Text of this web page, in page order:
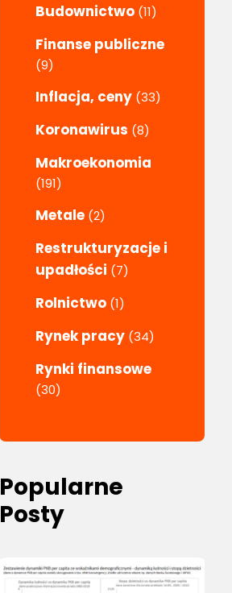
Budownictwo (11)
Finanse publiczne
(9)
Inflacja, ceny (33)
Koronawirus (8)
Makroekonomia
(191)
Metale (2)
Restrukturyzacje i
upadłości (7)
Rolnictwo (1)
Rynek pracy (34)
Rynki finansowe
(30)
Popularne
Posty